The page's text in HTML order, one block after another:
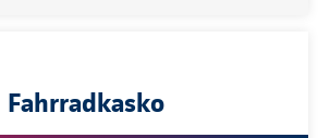
Fahrradkasko